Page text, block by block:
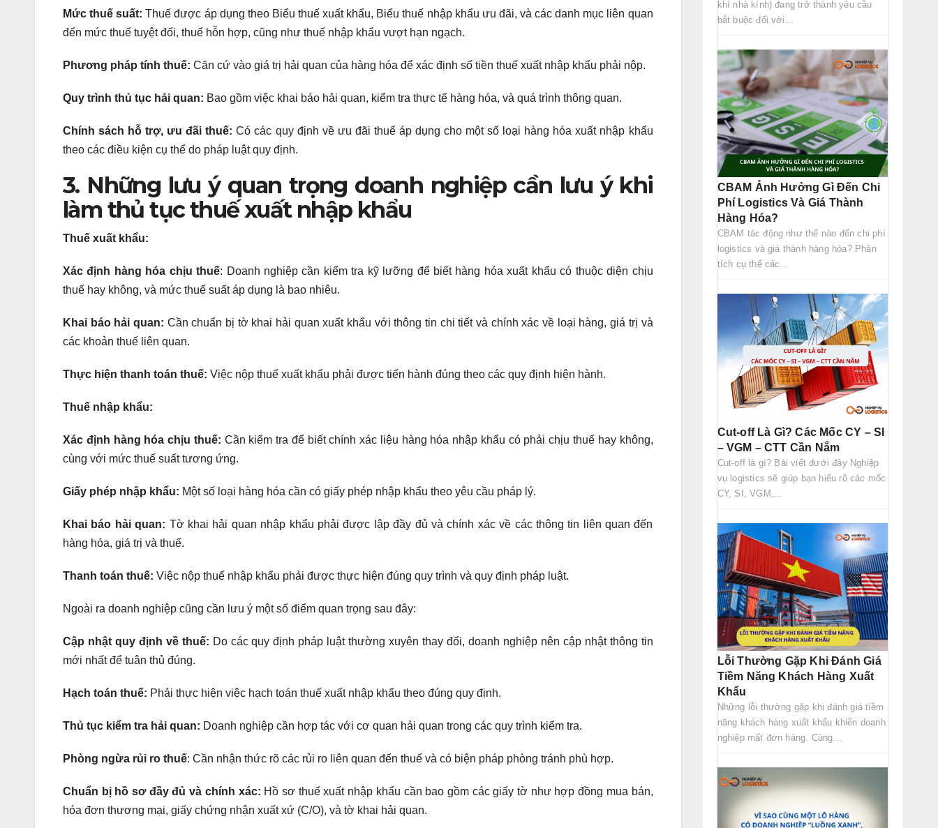
Mức thuế suất: Thuế được áp dụng theo Biểu thuế xuất khẩu, Biểu thuế nhập khẩu ưu đãi, và các danh mục liên quan
đến mức thuế tuyệt đối, thuế hỗn hợp, cũng như thuế nhập khẩu vượt hạn ngạch.
Phương pháp tính thuế: Căn cứ vào giá trị hải quan của hàng hóa để xác định số tiền thuế xuất nhập khẩu phải nộp.
Quy trình thủ tục hải quan: Bao gồm việc khai báo hải quan, kiểm tra thực tế hàng hóa, và quá trình thông quan.
Chính sách hỗ trợ, ưu đãi thuế: Có các quy định về ưu đãi thuế áp dụng cho một số loại hàng hóa xuất nhập khẩu
theo các điều kiện cụ thể do pháp luật quy định.
3. Những lưu ý quan trọng doanh nghiệp cần lưu ý khi
làm thủ tục thuế xuất nhập khẩu
Thuế xuất khẩu:
Xác định hàng hóa chịu thuế: Doanh nghiệp cần kiểm tra kỹ lưỡng để biết hàng hóa xuất khẩu có thuộc diện chịu
thuế hay không, và mức thuế suất áp dụng là bao nhiêu.
Khai báo hải quan: Cần chuẩn bị tờ khai hải quan xuất khẩu với thông tin chi tiết và chính xác về loại hàng, giá trị và
các khoản thuế liên quan.
Thực hiện thanh toán thuế: Việc nộp thuế xuất khẩu phải được tiến hành đúng theo các quy định hiện hành.
Thuế nhập khẩu:
Xác định hàng hóa chịu thuế: Cần kiểm tra để biết chính xác liệu hàng hóa nhập khẩu có phải chịu thuế hay không,
cùng với mức thuế suất tương ứng.
Giấy phép nhập khẩu: Một số loại hàng hóa cần có giấy phép nhập khẩu theo yêu cầu pháp lý.
Khai báo hải quan: Tờ khai hải quan nhập khẩu phải được lập đầy đủ và chính xác về các thông tin liên quan đến
hàng hóa, giá trị và thuế.
Thanh toán thuế: Việc nộp thuế nhập khẩu phải được thực hiện đúng quy trình và quy định pháp luật.
Ngoài ra doanh nghiệp cũng cần lưu ý một số điểm quan trọng sau đây:
Cập nhật quy định về thuế: Do các quy định pháp luật thường xuyên thay đổi, doanh nghiệp nên cập nhật thông tin
mới nhất để tuân thủ đúng.
Hạch toán thuế: Phải thực hiện việc hạch toán thuế xuất nhập khẩu theo đúng quy định.
Thủ tục kiểm tra hải quan: Doanh nghiệp cần hợp tác với cơ quan hải quan trong các quy trình kiểm tra.
Phòng ngừa rủi ro thuế: Cần nhận thức rõ các rủi ro liên quan đến thuế và có biện pháp phòng tránh phù hợp.
Chuẩn bị hồ sơ đầy đủ và chính xác: Hồ sơ thuế xuất nhập khẩu cần bao gồm các giấy tờ như hợp đồng mua bán,
hóa đơn thương mại, giấy chứng nhận xuất xứ (C/O), và tờ khai hải quan.
khí nhà kính) đang trở thành yêu cầu
bắt buộc đối với...
CBAM Ảnh Hưởng Gì Đến Chi
Phí Logistics Và Giá Thành
Hàng Hóa?
CBAM tác động như thế nào đến chi phí
logistics và giá thành hàng hóa? Phân
tích cụ thể các...
Cut-off Là Gì? Các Mốc CY – SI
– VGM – CTT Cần Nắm
Cut-off là gì? Bài viết dưới đây Nghiệp
vụ logistics sẽ giúp bạn hiểu rõ các mốc
CY, SI, VGM,...
Lỗi Thường Gặp Khi Đánh Giá
Tiềm Năng Khách Hàng Xuất
Khẩu
Những lỗi thường gặp khi đánh giá tiềm
năng khách hàng xuất khẩu khiến doanh
nghiệp mất đơn hàng. Cùng...